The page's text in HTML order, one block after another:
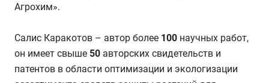
Агрохим».
Салис Каракотов – автор более 100 научных работ,
он имеет свыше 50 авторских свидетельств и
патентов в области оптимизации и экологизации